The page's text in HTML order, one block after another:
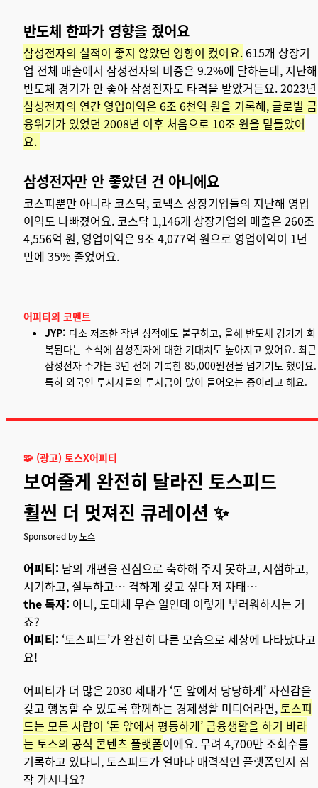
반도체 한파가 영향을 줬어요
삼성전자의 실적이 좋지 않았던 영향이 컸어요. 615개 상장기
업 전체 매출에서 삼성전자의 비중은 9.2%에 달하는데, 지난해
반도체 경기가 안 좋아 삼성전자도 타격을 받았거든요. 2023년
삼성전자의 연간 영업이익은 6조 6천억 원을 기록해, 글로벌 금
융위기가 있었던 2008년 이후 처음으로 10조 원을 밑돌았어
요.
삼성전자만 안 좋았던 건 아니에요
코스피뿐만 아니라 코스닥, 코넥스 상장기업들의 지난해 영업
이익도 나빠졌어요. 코스닥 1,146개 상장기업의 매출은 260조
4,556억 원, 영업이익은 9조 4,077억 원으로 영업이익이 1년
만에 35% 줄었어요.
어피티의 코멘트
JYP: 다소 저조한 작년 성적에도 불구하고, 올해 반도체 경기가 회
복된다는 소식에 삼성전자에 대한 기대치도 높아지고 있어요. 최근
삼성전자 주가는 3년 전에 기록한 85,000원선을 넘기기도 했어요.
특히 외국인 투자자들의 투자금이 많이 들어오는 중이라고 해요.
🧩 (광고) 토스X어피티
보여줄게 완전히 달라진 토스피드
훨씬 더 멋져진 큐레이션 ✨
Sponsored by 토스
어피티: 남의 개편을 진심으로 축하해 주지 못하고, 시샘하고,
시기하고, 질투하고… 격하게 갖고 싶다 저 자태…
the 독자: 아니, 도대체 무슨 일인데 이렇게 부러워하시는 거
죠?
어피티: ‘토스피드’가 완전히 다른 모습으로 세상에 나타났다고
요!
어피티가 더 많은 2030 세대가 ‘돈 앞에서 당당하게’ 자신감을
갖고 행동할 수 있도록 함께하는 경제생활 미디어라면, 토스피
드는 모든 사람이 ‘돈 앞에서 평등하게’ 금융생활을 하기 바라
는 토스의 공식 콘텐츠 플랫폼이에요. 무려 4,700만 조회수를
기록하고 있다니, 토스피드가 얼마나 매력적인 플랫폼인지 짐
작 가시나요?